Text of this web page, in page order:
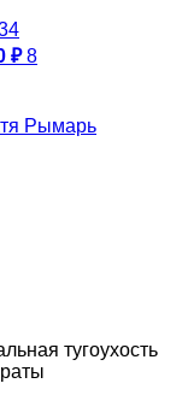
₽ 8
Рымарь
тугоухость